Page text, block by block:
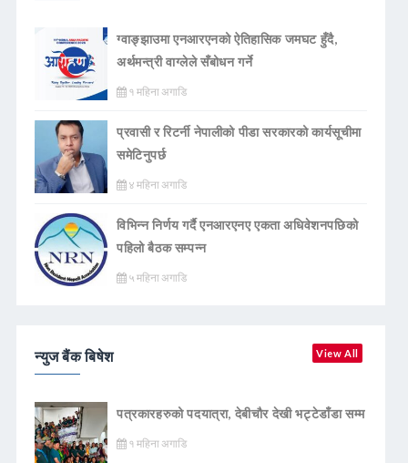
ग्वाङ्झाउमा एनआरएनको ऐतिहासिक जमघट हुँदै,
अर्थमन्त्री वाग्लेले सँबोधन गर्ने
१ महिना अगाडि
प्रवासी र रिटर्नी नेपालीको पीडा सरकारको कार्यसूचीमा
समेटिनुपर्छ
४ महिना अगाडि
विभिन्न निर्णय गर्दै एनआरएनए एकता अधिवेशनपछिको
पहिलो बैठक सम्पन्न
५ महिना अगाडि
न्युज बैंक बिषेश View All
पत्रकारहरुको पदयात्रा, देबीचौर देखी भट्टेडाँडा सम्म
१ महिना अगाडि